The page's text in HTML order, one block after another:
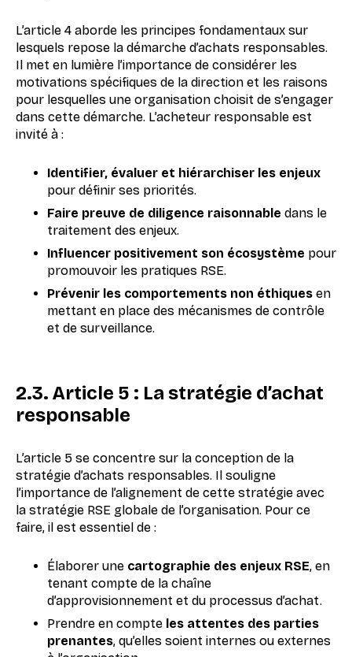
L’article 4 aborde les principes fondamentaux sur
lesquels repose la démarche d’achats responsables.
Il met en lumière l’importance de considérer les
motivations spécifiques de la direction et les raisons
pour lesquelles une organisation choisit de s’engager
dans cette démarche. L’acheteur responsable est
invité à :
Identifier, évaluer et hiérarchiser les enjeux
pour définir ses priorités.
Faire preuve de diligence raisonnable dans le
traitement des enjeux.
Influencer positivement son écosystème pour
promouvoir les pratiques RSE.
Prévenir les comportements non éthiques en
mettant en place des mécanismes de contrôle
et de surveillance.
2.3. Article 5 : La stratégie d’achat
responsable
L’article 5 se concentre sur la conception de la
stratégie d’achats responsables. Il souligne
l’importance de l’alignement de cette stratégie avec
la stratégie RSE globale de l’organisation. Pour ce
faire, il est essentiel de :
Élaborer une cartographie des enjeux RSE, en
tenant compte de la chaîne
d’approvisionnement et du processus d’achat.
Prendre en compte les attentes des parties
prenantes, qu’elles soient internes ou externes